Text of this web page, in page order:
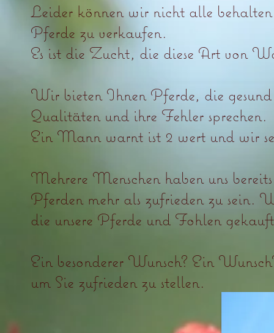
Leider können wir nicht alle behalten
Pferde zu verkaufen.
Es ist die Zucht, die diese Art von
Wir bieten Ihnen Pferde, die
Qualitäten und ihre Fehler sprechen.
Ein Mann warnt ist 2 wert und wir
Mehrere Menschen haben uns
Pferden mehr als zufrieden zu
die unsere Pferde und Fohlen
Ein besonderer Wunsch? Ein
um Sie zufrieden zu stellen.